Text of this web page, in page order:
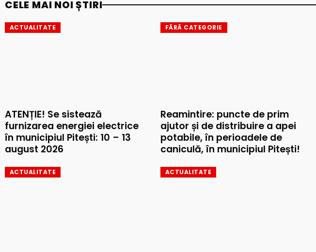
CELE MAI NOI ȘTIRI
ACTUALITATE
ATENȚIE! Se sistează
furnizarea energiei electrice
în municipiul Pitești: 10 – 13
august 2026
FĂRĂ CATEGORIE
Reamintire: puncte de prim
ajutor și de distribuire a apei
potabile, în perioadele de
caniculă, în municipiul Pitești!
ACTUALITATE ACTUALITATE